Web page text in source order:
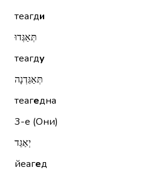
теагди
תְּאַגְּדוּ
теагду
תְּאַגֵּדְנָה
теагедна
3-е (Они)
יְאַגֵּד
йеагед